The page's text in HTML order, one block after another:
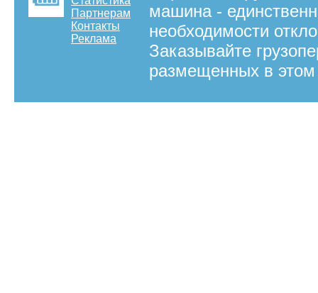
Партнерам
Контакты
Реклама
машина -
необходимости
Заказывайте
размещенных в этом